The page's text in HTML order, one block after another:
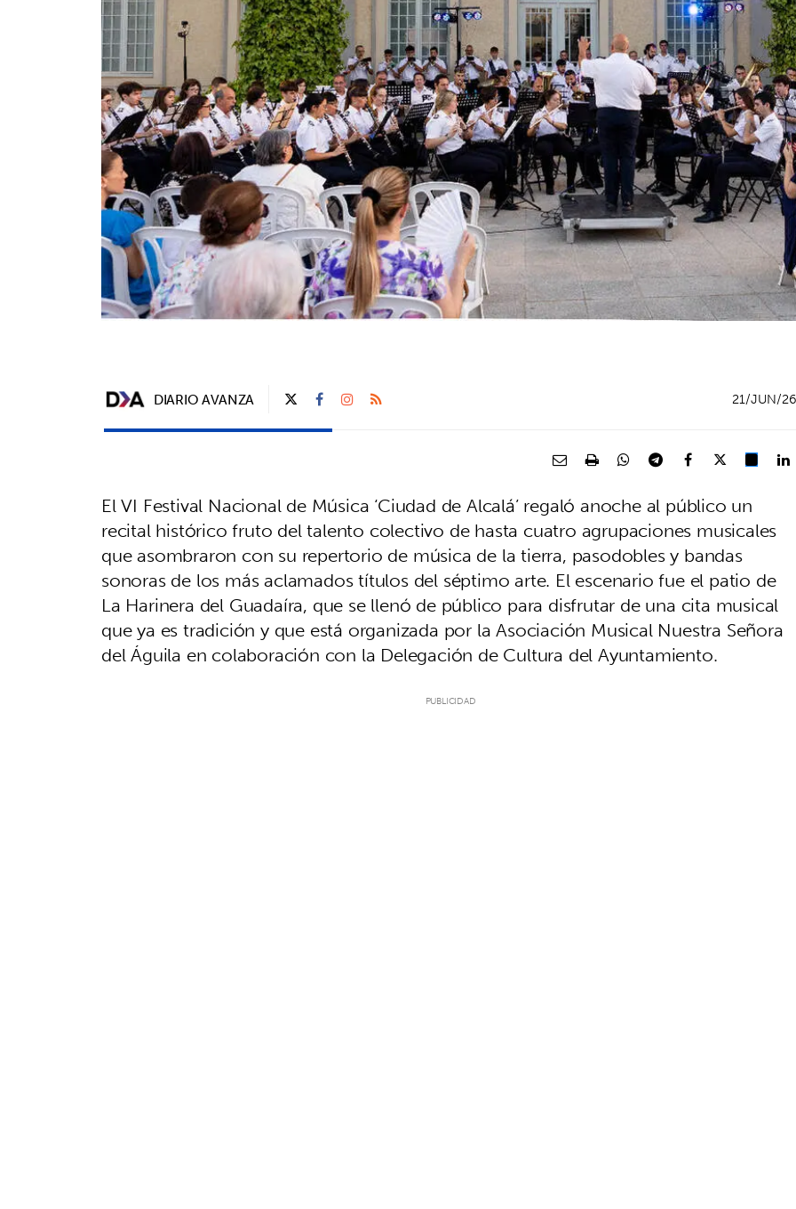
DIARIO AVANZA 21/JUN/26
El VI Festival Nacional de Música ‘Ciudad de Alcalá’ regaló anoche al público un
recital histórico fruto del talento colectivo de hasta cuatro agrupaciones musicales
que asombraron con su repertorio de música de la tierra, pasodobles y bandas
sonoras de los más aclamados títulos del séptimo arte. El escenario fue el patio de
La Harinera del Guadaíra, que se llenó de público para disfrutar de una cita musical
que ya es tradición y que está organizada por la Asociación Musical Nuestra Señora
del Águila en colaboración con la Delegación de Cultura del Ayuntamiento.